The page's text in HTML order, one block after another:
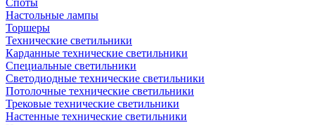
Споты
Настольные лампы
Торшеры
Технические светильники
Карданные технические светильники
Специальные светильники
Светодиодные технические светильники
Потолочные технические светильники
Трековые технические светильники
Настенные технические светильники